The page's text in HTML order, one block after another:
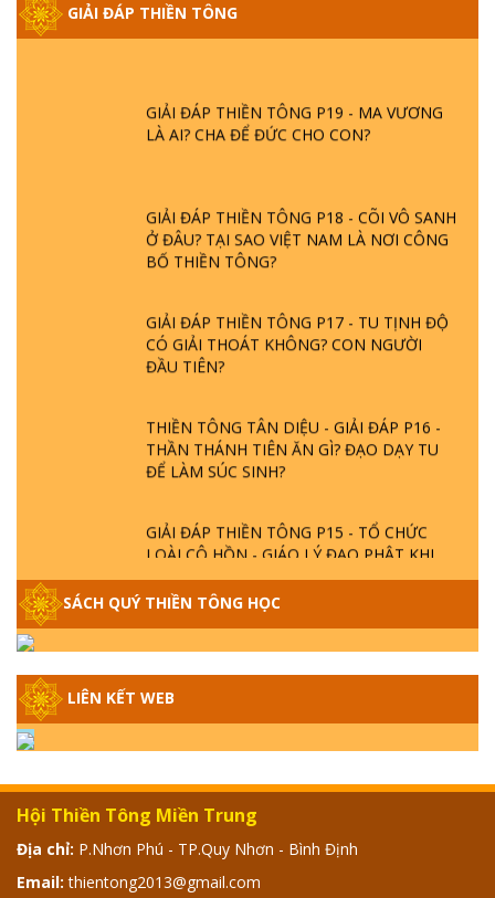
GIẢI ĐÁP THIỀN TÔNG- BÁC NGUYỄN NHÂN LÀ AI? PHIỀN NÃO
DO ĐÂU MÀ CÓ?
GIẢI ĐÁP THIỀN TÔNG P19 - MA VƯƠNG
LÀ AI? CHA ĐỂ ĐỨC CHO CON?
GIẢI ĐÁP THIỀN TÔNG P18 - CÕI VÔ SANH
Ở ĐÂU? TẠI SAO VIỆT NAM LÀ NƠI CÔNG
BỐ THIỀN TÔNG?
GIẢI ĐÁP THIỀN TÔNG P17 - TU TỊNH ĐỘ
CÓ GIẢI THOÁT KHÔNG? CON NGƯỜI
ĐẦU TIÊN?
THIỀN TÔNG TÂN DIỆU - GIẢI ĐÁP P16 -
THẦN THÁNH TIÊN ĂN GÌ? ĐẠO DẠY TU
ĐỂ LÀM SÚC SINH?
GIẢI ĐÁP THIỀN TÔNG P15 - TỔ CHỨC
LOÀI CÔ HỒN - GIÁO LÝ ĐẠO PHẬT KHI
GIẢI ĐÁP THIỀN TÔNG ĐẶC BIỆT - P14 -
NGUỒN GỐC ÂM LỊCH DƯƠNG LỊCH -
TẦNG BÌNH LƯU LỚN ĐẾN ĐÂU
CON NGƯỜI TU THÀNH PHẬT ĐƯỢC
SỰ THẬT VỀ ĐẠI HỒNG THỦY? TRỜI ĐÁNH
THÁNH ĐÂM THẦN VẶN HỌNG?
SÁCH QUÝ THIỀN TÔNG HỌC
LIÊN KẾT WEB
Hội Thiền Tông Miền Trung
Địa chỉ: P.Nhơn Phú - TP.Quy Nhơn - Bình Định
Email: thientong2013@gmail.com